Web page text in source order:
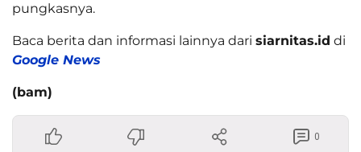
pungkasnya.
Baca berita dan informasi lainnya dari siarnitas.id di
Google News
(bam)
0